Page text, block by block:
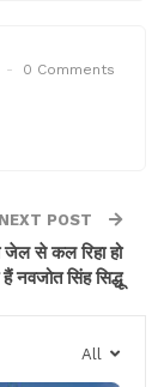
0 Comments
NEXT POST
जेल से कल रिहा हो
नवजोत सिंह सिद्धू
All